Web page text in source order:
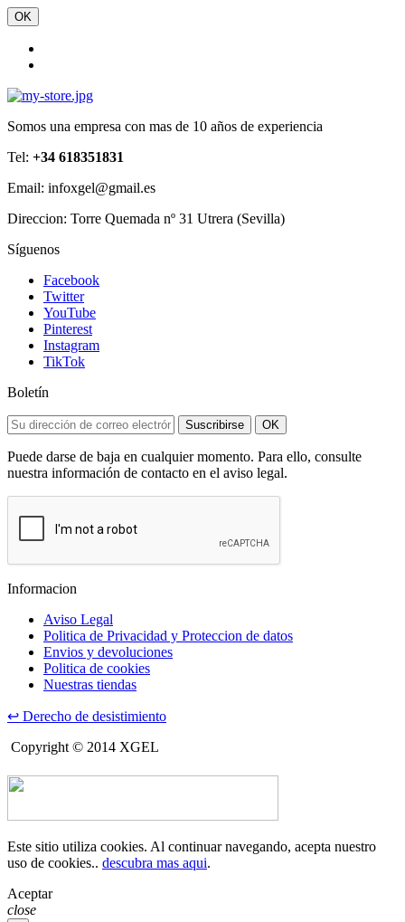
OK
Somos una empresa con mas de 10 años de experiencia
Tel: +34 618351831
Email: infoxgel@gmail.es
Direccion: Torre Quemada nº 31 Utrera (Sevilla)
Síguenos
Facebook
Twitter
YouTube
Pinterest
Instagram
TikTok
Boletín
Suscribirse OK
Puede darse de baja en cualquier momento. Para ello, consulte
nuestra información de contacto en el aviso legal.
Informacion
Aviso Legal
Politica de Privacidad y Proteccion de datos
Envios y devoluciones
Politica de cookies
Nuestras tiendas
↩ Derecho de desistimiento
Copyright © 2014 XGEL
Este sitio utiliza cookies. Al continuar navegando, acepta nuestro
uso de cookies.. descubra mas aqui.
Aceptar
close